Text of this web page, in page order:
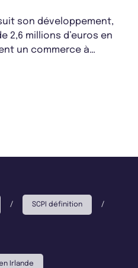
son développement,
2,6 millions d’euros en
un commerce à
logisti...
/ SCPI définition /
Irlande